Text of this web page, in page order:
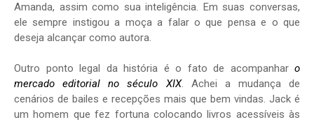
Amanda, assim como sua inteligência. Em suas conversas,
ele sempre instigou a moça a falar o que pensa e o que
deseja alcançar como autora.
Outro ponto legal da história é o fato de acompanhar o
mercado editorial no século XIX. Achei a mudança de
cenários de bailes e recepções mais que bem vindas. Jack é
um homem que fez fortuna colocando livros acessíveis às